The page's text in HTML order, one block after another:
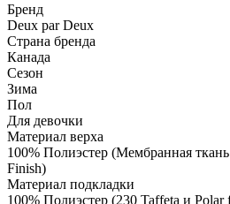
Бренд
Deux par Deux
Страна бренда
Канада
Сезон
Зима
Пол
Для девочки
Материал верха
100% Полиэстер (Мембранная
Finish)
Материал подкладки
100% Полиэстер (230 Taffeta и Polar